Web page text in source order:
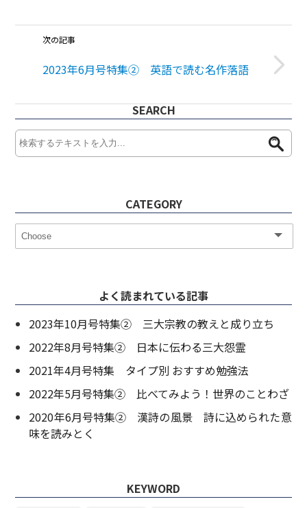
次の記事
2023年6月号特集② 英語で読む名作落語
SEARCH
CATEGORY
よく読まれている記事
2023年10月号特集② 三大宗教の教えと成り立ち
2022年8月号特集② 日本に伝わる三大怨霊
2021年4月号特集 タイプ別 おすすめ勉強法
2022年5月号特集② 比べてみよう！世界のことわざ
2020年6月号特集② 漢詩の風景 詩に込められた意
味を読みとく
KEYWORD